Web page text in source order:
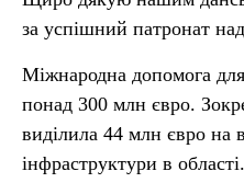
за успішний патронат
Міжнародна допомога
понад 300 млн євро.
виділила 44 млн євро на
інфраструктури в області.